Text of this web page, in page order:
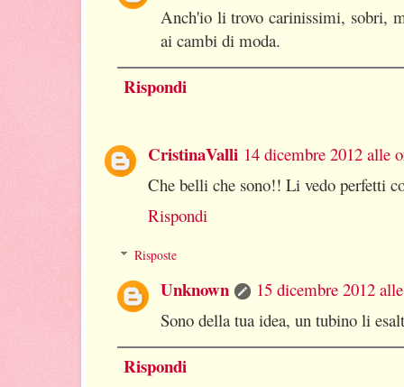
Anch'io li trovo carinissimi, sobri,
ai cambi di moda.
Rispondi
CristinaValli 14 dicembre 2012 alle
Che belli che sono!! Li vedo perfetti
Rispondi
Risposte
Unknown
15 dicembre 2012
Sono della tua idea, un tubino li
Rispondi